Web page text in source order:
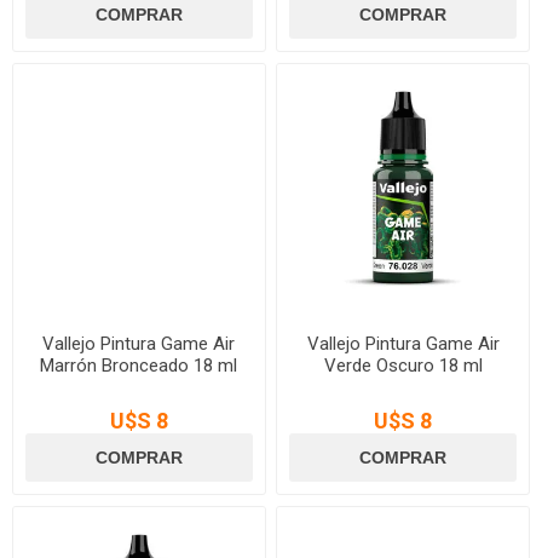
Vallejo Pintura Game Air
Marrón Bronceado 18 ml
U$S 8
Vallejo Pintura Game Air
Verde Oscuro 18 ml
U$S 8